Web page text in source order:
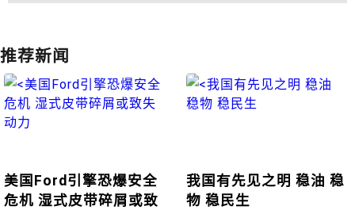
推荐新闻
美国Ford引擎恐爆安全
危机 湿式皮带碎屑或致
我国有先见之明 稳油 稳
物 稳民生